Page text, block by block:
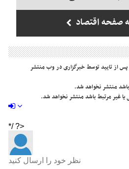
صفحه اقتصاد
پس از تایید توسط خبرگزاری در وب منتشر
منتشر نخواهد شد.
یا غیر مرتبط باشد منتشر نخواهد شد.